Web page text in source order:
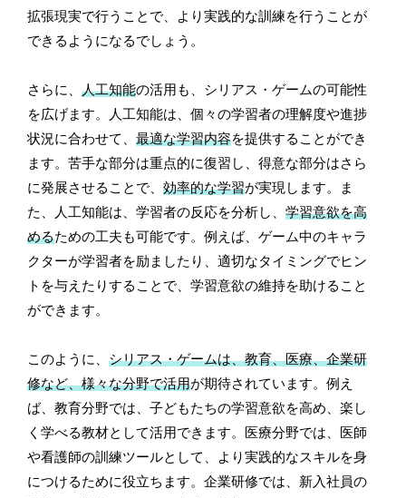
拡張現実で行うことで、より実践的な訓練を行うことが
できるようになるでしょう。
さらに、人工知能の活用も、シリアス・ゲームの可能性
を広げます。人工知能は、個々の学習者の理解度や進捗
状況に合わせて、最適な学習内容を提供することができ
ます。苦手な部分は重点的に復習し、得意な部分はさら
に発展させることで、効率的な学習が実現します。ま
た、人工知能は、学習者の反応を分析し、学習意欲を高
めるための工夫も可能です。例えば、ゲーム中のキャラ
クターが学習者を励ましたり、適切なタイミングでヒン
トを与えたりすることで、学習意欲の維持を助けること
ができます。
このように、シリアス・ゲームは、教育、医療、企業研
修など、様々な分野で活用が期待されています。例え
ば、教育分野では、子どもたちの学習意欲を高め、楽し
く学べる教材として活用できます。医療分野では、医師
や看護師の訓練ツールとして、より実践的なスキルを身
につけるために役立ちます。企業研修では、新入社員の